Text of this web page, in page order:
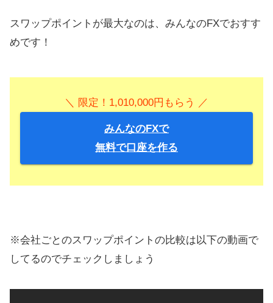
スワップポイントが最大なのは、みんなのFXでおすす
めです！
＼ 限定！1,010,000円もらう ／
みんなのFXで
無料で口座を作る
※会社ごとのスワップポイントの比較は以下の動画で
してるのでチェックしましょう